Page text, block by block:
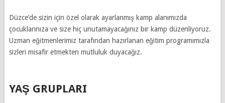
Düzce’de sizin için özel olarak ayarlanmış kamp alanımızda
çocuklarınıza ve size hiç unutamayacağınız bir kamp düzenliyoruz.
Uzman eğitmenlerimiz tarafından hazırlanan eğitim programımızla
sizleri misafir etmekten mutluluk duyacağız.
YAŞ GRUPLARI